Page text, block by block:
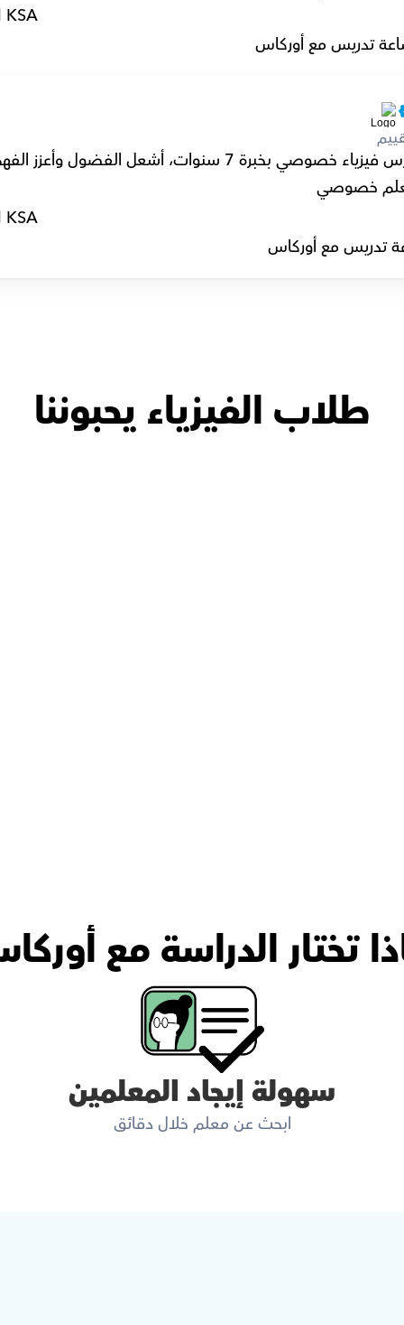
تدريس مع أوركاس
بخبرة 7 سنوات، أشعل الفضول وأعزز الفهم العميق.
خصوصي
تدريس مع أوركاس
طلاب الفيزياء يحبوننا
تختار الدراسة مع
سهولة إيجاد المعلمين
ابحث عن معلم خلال دقائق